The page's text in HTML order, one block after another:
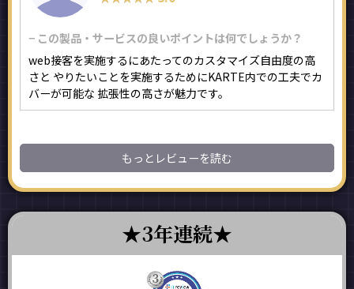
− この製品・サービスの良いポイントは何でしょうか？
web接客を実施するにあたってのカスタマイズ自由度の高
さと やりたいことを実施するためにKARTE内での工夫でカ
バーが可能な 拡張性の高さが魅力です。
もっとレビューを読む
3年連続